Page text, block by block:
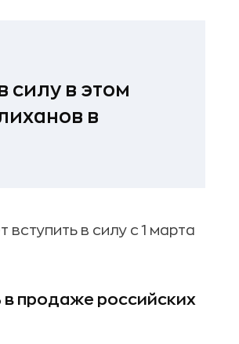
силу в этом
в
вступить в силу с 1 марта
в продаже российских